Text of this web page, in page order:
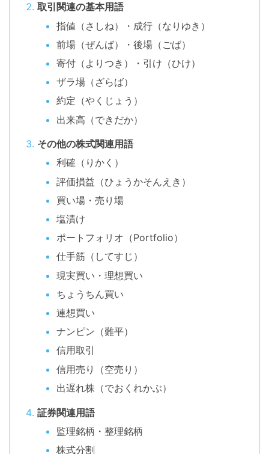
取引関連の基本用語
指値（さしね）・成行（なりゆき）
前場（ぜんば）・後場（ごば）
寄付（よりつき）・引け（ひけ）
ザラ場（ざらば）
約定（やくじょう）
出来高（できだか）
その他の株式関連用語
利確（りかく）
評価損益（ひょうかそんえき）
買い場・売り場
塩漬け
ポートフォリオ（Portfolio）
仕手筋（してすじ）
現実買い・理想買い
ちょうちん買い
連想買い
ナンピン（難平）
信用取引
信用売り（空売り）
出遅れ株（でおくれかぶ）
証券関連用語
監理銘柄・整理銘柄
株式分割